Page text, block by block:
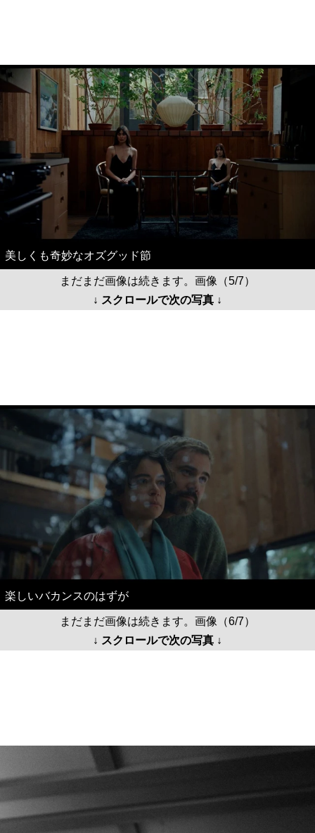
美しくも奇妙なオズグッド節
まだまだ画像は続きます。画像（5/7）
↓ スクロールで次の写真 ↓
楽しいバカンスのはずが
まだまだ画像は続きます。画像（6/7）
↓ スクロールで次の写真 ↓